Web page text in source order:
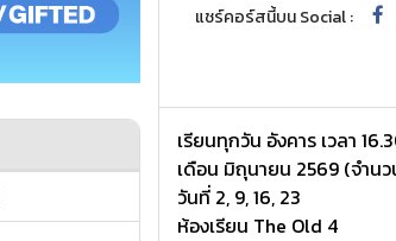
แชร์คอร์สนี้บน Social :
เรียนทุกวัน อังคาร เวลา
เดือน มิถุนายน 2569 (จำน
วันที่ 2, 9, 16, 23
ห้องเรียน The Old 4